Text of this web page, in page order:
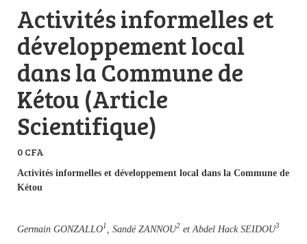
Activités informelles et
développement local
dans la Commune de
Kétou (Article
Scientifique)
0 CFA
Activités informelles et développement local dans la Commune de
Kétou
Germain GONZALLO1 , Sandé ZANNOU2 et Abdel Hack SEIDOU3